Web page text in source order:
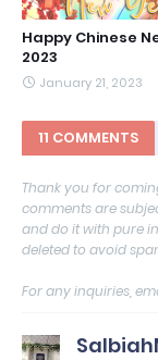
Happy Chinese
2023
January 21, 2023
11 COMMENTS
Thank you for
comments are
and do it with pure
deleted to avoid
For any inquiries,